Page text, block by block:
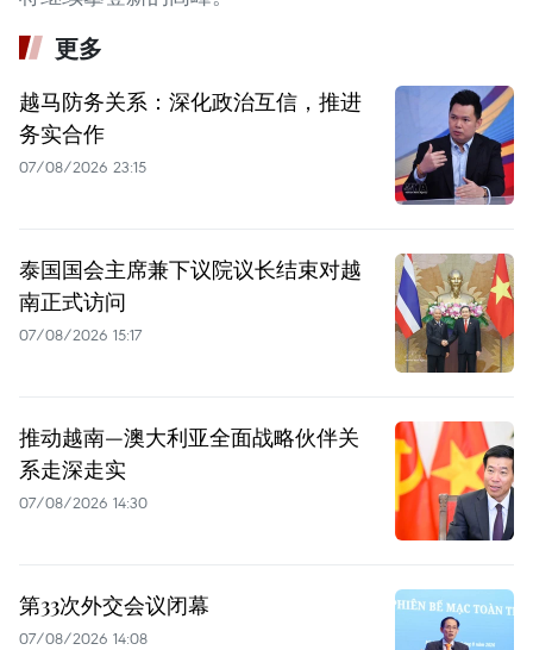
更多
越马防务关系：深化政治互信，推进
务实合作
07/08/2026 23:15
泰国国会主席兼下议院议长结束对越
南正式访问
07/08/2026 15:17
推动越南—澳大利亚全面战略伙伴关
系走深走实
07/08/2026 14:30
第33次外交会议闭幕
07/08/2026 14:08